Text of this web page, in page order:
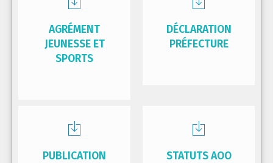
AGRÉMENT
JEUNESSE ET
SPORTS
DÉCLARATION
PRÉFECTURE
PUBLICATION
STATUTS AOO